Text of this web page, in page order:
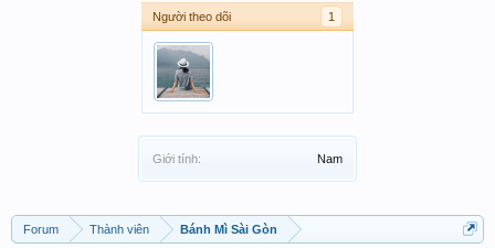
Người theo dõi 1
Giới tính: Nam
Forum Thành viên Bánh Mì Sài Gòn